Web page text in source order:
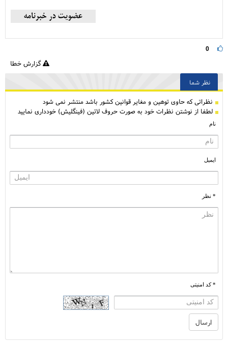
0
گزارش خطا
نظر شما
نظراتی كه حاوی توهین و مغایر قوانین کشور باشد منتشر نمی شود
لطفا از نوشتن نظرات خود به صورت حروف لاتین (فینگلیش) خودداری نمایید
نام
ایمیل
* نظر
* کد امنیتی